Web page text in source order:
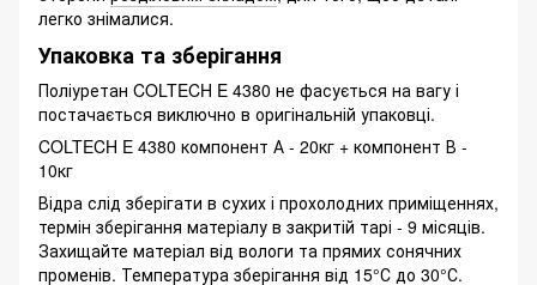
легко знімалися.
Упаковка та зберігання
Поліуретан COLTECH E 4380 не фасується на вагу і
постачається виключно в оригінальній упаковці.
COLTECH E 4380 компонент А - 20кг + компонент В -
10кг
Відра слід зберігати в сухих і прохолодних приміщеннях,
термін зберігання матеріалу в закритій тарі - 9 місяців.
Захищайте матеріал від вологи та прямих сонячних
променів. Температура зберігання від 15°С до 30°С.